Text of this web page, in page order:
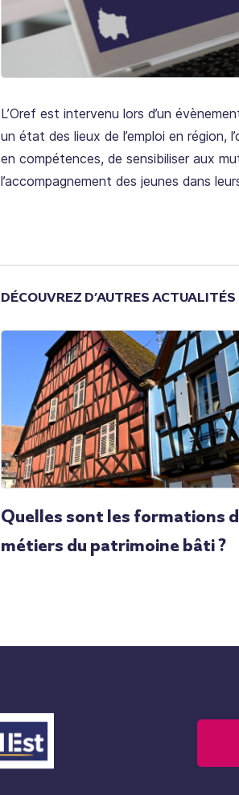
L’Oref est intervenu lors d’un
un état des lieux de l’emploi en région,
en compétences, de sensibiliser aux
l’accompagnement des jeunes dans
DÉCOUVREZ D’AUTRES ACTUALITÉS
Quelles sont les formations
métiers du patrimoine bâti ?